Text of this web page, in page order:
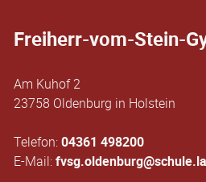
Freiherr-vom-Stein-
Am Kuhof 2
23758 Oldenburg in Holstein
Telefon:04361 498200
E-Mail: